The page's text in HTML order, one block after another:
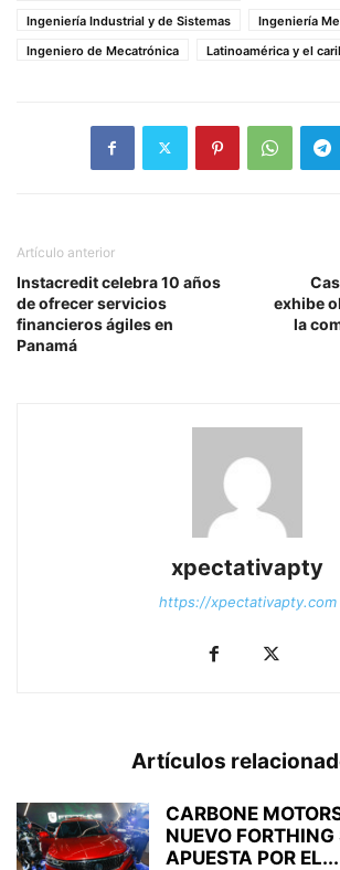
Ingeniería Industrial y de Sistemas
Ingeniería
Ingeniero de Mecatrónica
Latinoamérica y el
Artículo anterior
Instacredit celebra 10 años
de ofrecer servicios
financieros ágiles en
Panamá
exhibe
la
xpectativapty
https://xpectativapty.com
Artículos
CARBONE
NUEVO
APUESTA POR EL...